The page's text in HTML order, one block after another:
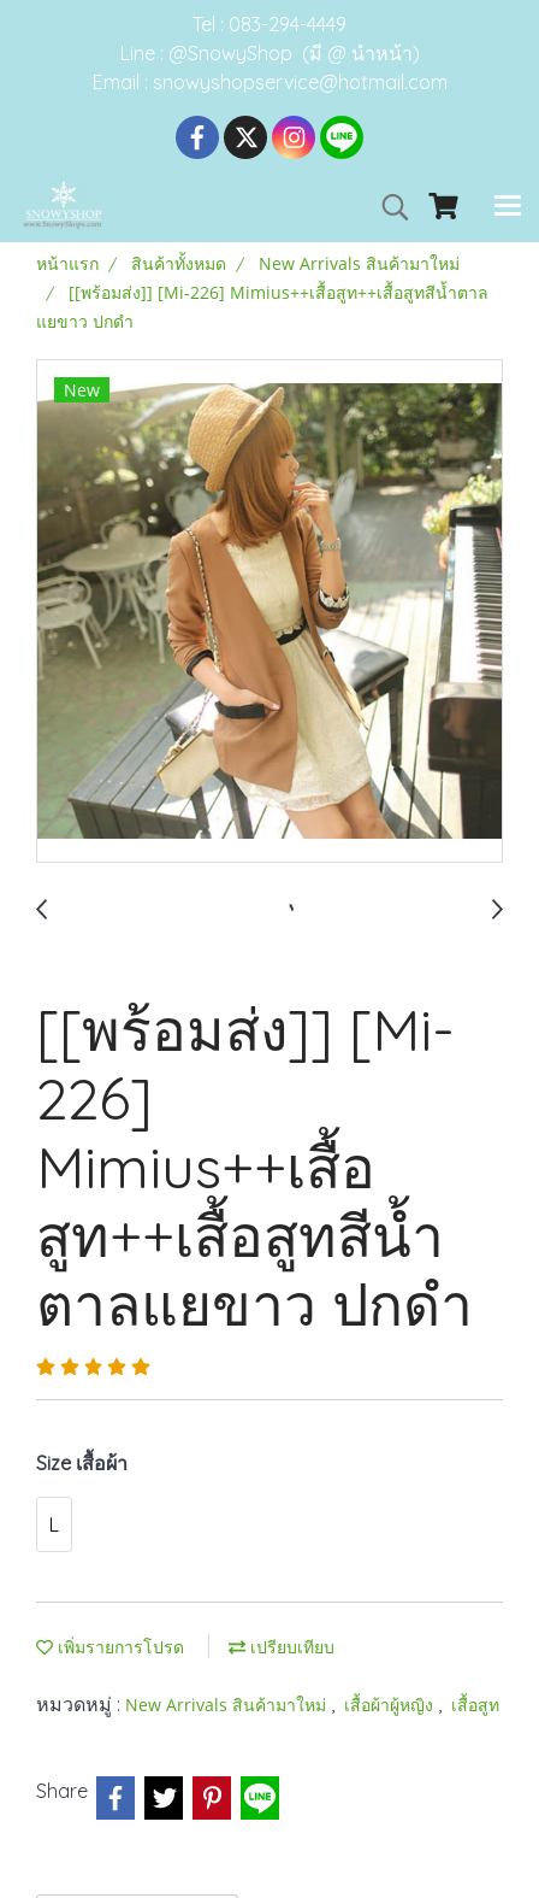
Tel : 083-294-4449
Line : @SnowyShop (มี @ นำหน้า)
Email : snowyshopservice@hotmail.com
หน้าแรก สินค้าทั้งหมด
New Arrivals สินค้ามาใหม่
[[พร้อมส่ง]] [Mi-226] Mimius++เสื้อสูท++เสื้อสูทสีน้ำตาล
แยขาว ปกดำ
New
[[พร้อมส่ง]] [Mi-
226]
Mimius++เสื้อ
สูท++เสื้อสูทสีน้ำ
ตาลแยขาว ปกดำ
Size เสื้อผ้า
L
เพิ่มรายการโปรด เปรียบเทียบ
หมวดหมู่ : New Arrivals สินค้ามาใหม่ , เสื้อผ้าผู้หญิง , เสื้อสูท
Share